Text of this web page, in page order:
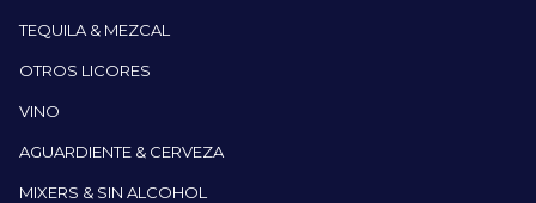
TEQUILA & MEZCAL
OTROS LICORES
VINO
AGUARDIENTE & CERVEZA
MIXERS & SIN ALCOHOL